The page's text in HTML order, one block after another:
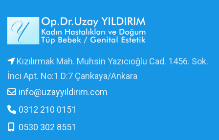
Kızılırmak Mah. Muhsin Yazıcıoğlu Cad. 1456. Sok.
İnci Apt. No:1 D:7 Çankaya/Ankara
info@uzayyildirim.com
0312 210 0151
0530 302 8551